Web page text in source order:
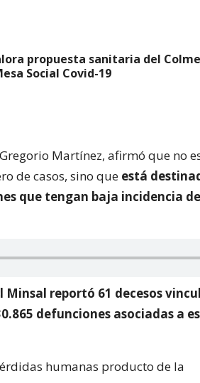
propuesta sanitaria del
Social Covid-19
Martínez, afirmó que no
de casos, sino que está
que tengan baja incidencia de
Minsal reportó 61 decesos
defunciones asociadas a
humanas producto de la